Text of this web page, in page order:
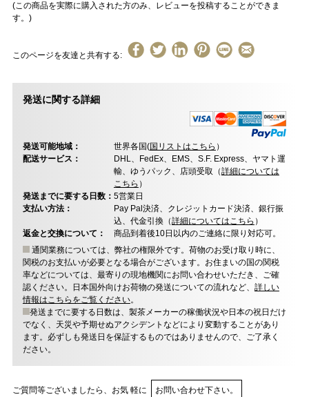
(この商品を実際に購入された方のみ、レビューを投稿することができま
す。)
このページを友達と共有する:
発送に関する詳細
発送可能地域： 世界各国(国リストはこちら ）
配送サービス：
DHL、FedEx、EMS、S.F. Express、ヤマト運
輸、ゆうパック、店頭受取（詳細については
こちら ）
発送までに要する日数： 5営業日
支払い方法：
Pay Pal決済、クレジットカード決済、銀行振
込、代金引換（詳細についてはこちら ）
返金と交換について：
商品到着後10日以内のご連絡に限り対応可。
通関業務については、弊社の権限外です。荷物のお受け取り時に、
関税のお支払いが必要となる場合がございます。お住まいの国の関税
率などについては、最寄りの現地機関にお問い合わせいただき、ご確
認ください。日本国外向けお荷物の発送についての流れなど、 詳しい
情報はこちらをご覧ください。
発送までに要する日数は、製茶メーカーの稼働状況や日本の祝日だけ
でなく、天災や予期せぬアクシデントなどにより変動することがあり
ます。必ずしも発送日を保証するものではありませんので、ご了承く
ださい。
ご質問等ございましたら、お気 軽に お問い合わせ下さい。